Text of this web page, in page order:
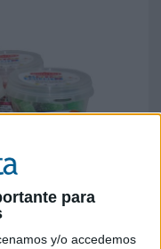
para
y/o accedemos